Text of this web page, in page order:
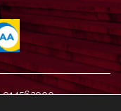
914562900